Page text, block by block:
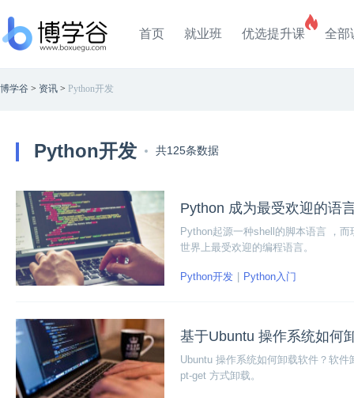
首页 就业班 优选提升课 全部
博学谷 > 资讯 > Python开发
Python开发 共125条数据
Python 成为最受欢迎的语
Python起源一种shell的脚本语言 ，
世界上最受欢迎的编程语言。
Python开发 Python入门
基于Ubuntu 操作系统如何
Ubuntu 操作系统如何卸载软件？软
pt-get 方式卸载。